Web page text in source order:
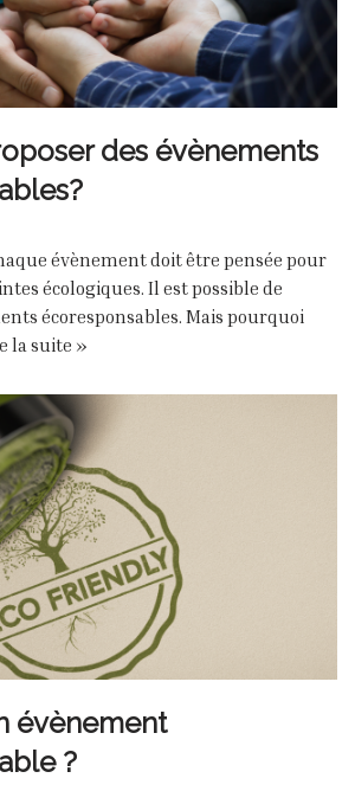
des évènements
évènement doit être pensée pour
écologiques. Il est possible de
écoresponsables. Mais pourquoi
la suite »
évènement
?